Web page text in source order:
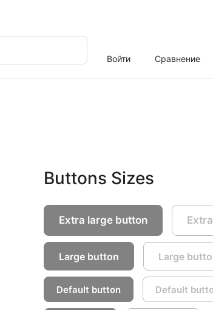
Войти Сравнение
Buttons Sizes
Extra large button
Large button Large
Default button Default